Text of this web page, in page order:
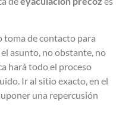
toma de contacto para
asunto, no obstante, no
hará todo el proceso
Ir al sitio exacto, en el
una repercusión